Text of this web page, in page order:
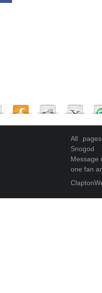
All
Snogod
Message
one fan